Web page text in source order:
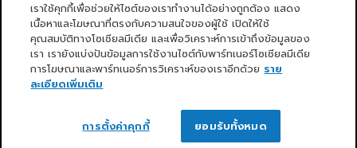
หน้าแรก บริการของเรา ข่าวสารและกิจกรรม PRIMO CLUB
เกี่ยวกับเรา นักลงทุนสัมพันธ์
Copyright 2026 ©
Primo Service Solution Company
Limited
เราใช้คุกกี้เพื่อช่วยให้ไซต์ของเราทำงานได้อย่างถูกต้อง แสดง
เนื้อหาและโฆษณาที่ตรงกับความสนใจของผู้ใช้ เปิดให้ใช้
คุณสมบัติทางโซเชียลมีเดีย และเพื่อวิเคราะห์การเข้าถึงข้อมูลของ
เรา เรายังแบ่งปันข้อมูลการใช้งานไซต์กับพาร์ทเนอร์โซเชียลมีเดีย
การโฆษณาและพาร์ทเนอร์การวิเคราะห์ของเราอีกด้วย ราย
ละเอียดเพิ่มเติม
การตั้งค่าคุกกี้ ยอมรับทั้งหมด
ติดต่อเรา